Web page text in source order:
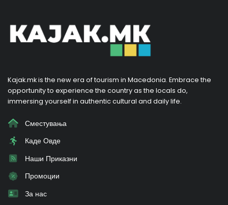
Kajak.mk is the new era of tourism in Macedonia. Embrace the
opportunity to experience the country as the locals do,
immersing yourself in authentic cultural and daily life.
Сместувања
Каде Овде
Наши Приказни
Промоции
За нас